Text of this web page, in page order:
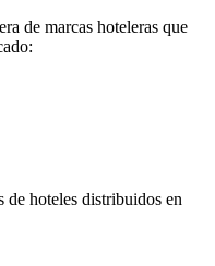
de marcas hoteleras que
de hoteles distribuidos en